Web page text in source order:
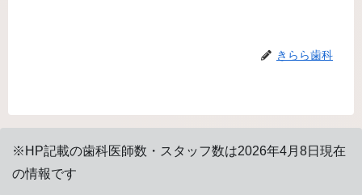
きらら歯科
※HP記載の歯科医師数・スタッフ数は2026年4月8日現在
の情報です